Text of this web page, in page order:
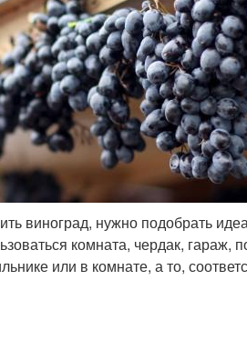
виноград, нужно подобрать
комната, чердак, гараж,
или в комнате, а то,